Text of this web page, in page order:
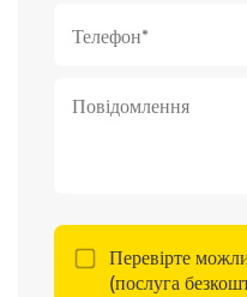
Перевірте
(послуга